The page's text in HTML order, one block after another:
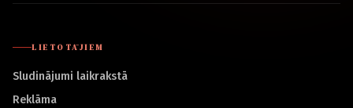
LIETOTĀJIEM
Sludinājumi laikrakstā
Reklāma